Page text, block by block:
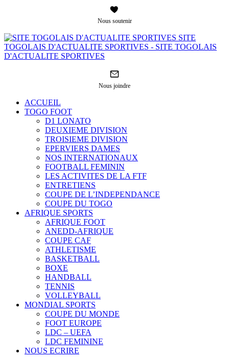
Nous soutenir
SITE
TOGOLAIS D'ACTUALITE SPORTIVES - SITE TOGOLAIS
D'ACTUALITE SPORTIVES
Nous joindre
ACCUEIL
TOGO FOOT
D1 LONATO
DEUXIEME DIVISION
TROISIEME DIVISION
EPERVIERS DAMES
NOS INTERNATIONAUX
FOOTBALL FEMININ
LES ACTIVITES DE LA FTF
ENTRETIENS
COUPE DE L’INDEPENDANCE
COUPE DU TOGO
AFRIQUE SPORTS
AFRIQUE FOOT
ANEDD-AFRIQUE
COUPE CAF
ATHLETISME
BASKETBALL
BOXE
HANDBALL
TENNIS
VOLLEYBALL
MONDIAL SPORTS
COUPE DU MONDE
FOOT EUROPE
LDC – UEFA
LDC FEMININE
NOUS ECRIRE